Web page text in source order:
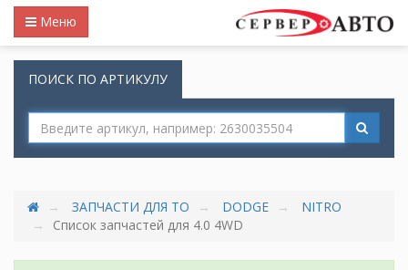
Меню
ПОИСК ПО АРТИКУЛУ
ЗАПЧАСТИ ДЛЯ ТО DODGE
NITRO
Список запчастей для 4.0 4WD